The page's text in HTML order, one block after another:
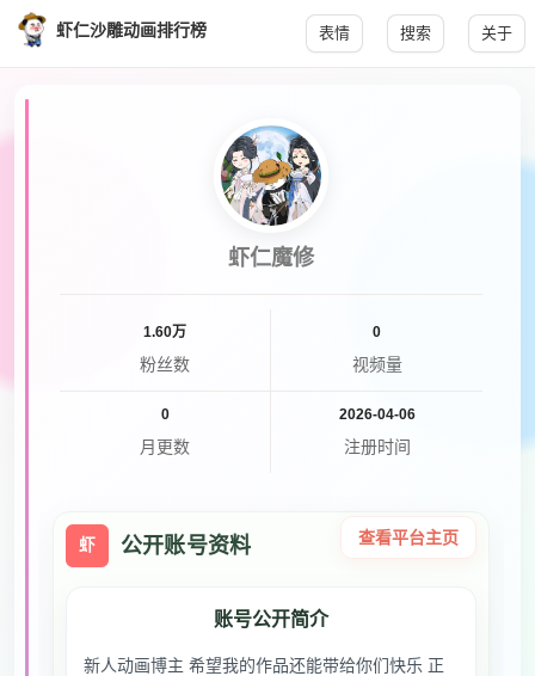
虾仁沙雕动画排行榜 表情 搜索 关于
虾仁魔修
1.60万
粉丝数
0
视频量
0
月更数
2026-04-06
注册时间
虾 公开账号资料 查看平台主页
账号公开简介
新人动画博主 希望我的作品还能带给你们快乐 正